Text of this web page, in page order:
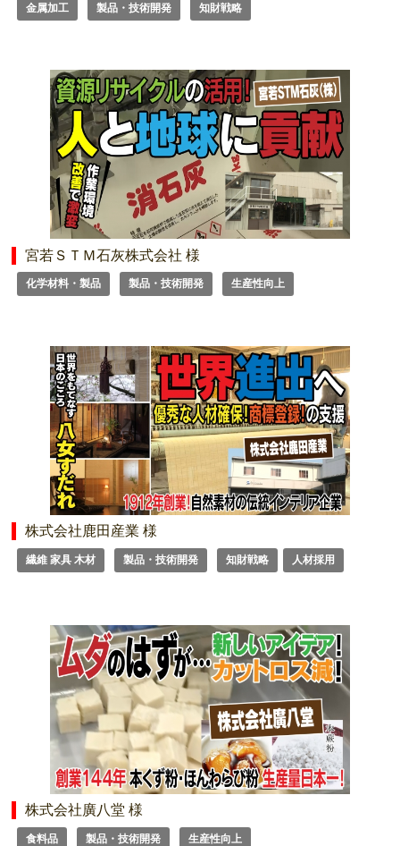
金属加工 製品・技術開発 知財戦略
宮若ＳＴＭ石灰株式会社 様
化学材料・製品 製品・技術開発 生産性向上
株式会社鹿田産業 様
繊維 家具 木材 製品・技術開発 知財戦略 人材採用
株式会社廣八堂 様
食料品 製品・技術開発 生産性向上